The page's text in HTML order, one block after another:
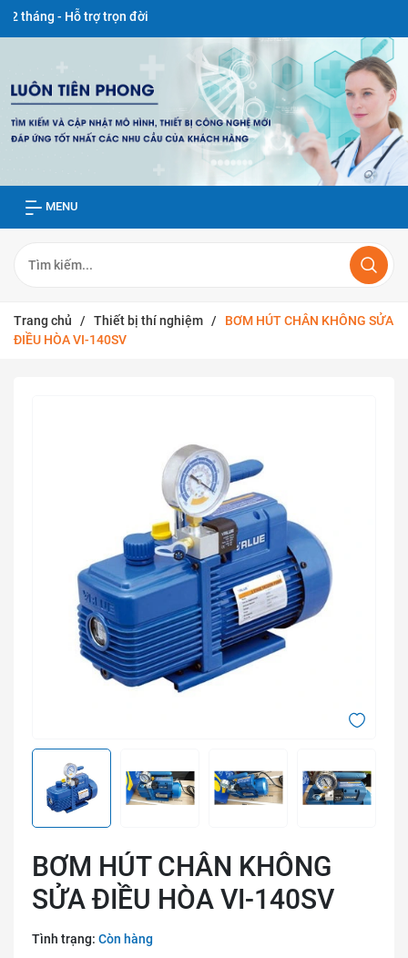
Hỗ trợ trọn đời
MENU
Trang chủ / Thiết bị thí nghiệm /
BƠM HÚT CHÂN KHÔNG SỬA
ĐIỀU HÒA VI-140SV
BƠM HÚT CHÂN KHÔNG
SỬA ĐIỀU HÒA VI-140SV
Tình trạng: Còn hàng